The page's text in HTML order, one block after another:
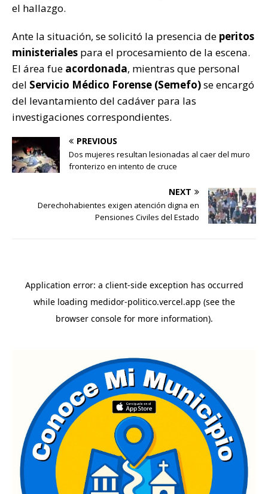
el hallazgo.
Ante la situación, se solicitó la presencia de peritos
ministeriales para el procesamiento de la escena.
El área fue acordonada, mientras que personal
del Servicio Médico Forense (Semefo)se encargó
del levantamiento del cadáver para las
investigaciones correspondientes.
PREVIOUS
Dos mujeres resultan lesionadas al caer del muro
fronterizo en intento de cruce
NEXT
Derechohabientes exigen atención digna en
Pensiones Civiles del Estado